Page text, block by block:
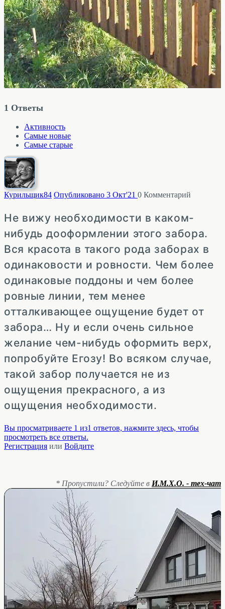
1 Ответы
Активность
Самые новые
Самые старые
Курильщик84 Опубликовано 3 Окт'21 0 Комментарий
Не вижу необходимости в каком-
нибудь дооформлении этого забора.
Вся красота в такого рода заборах в
одинаковости и ровности. Чем более
одинаковые поддоны и чем более
ровные линии, тем менее
отталкивающее ощущение будет от
забора… Ну и если очень сильное
желание чем-нибудь оформить верх,
попробуйте Егозу! Во всяком случае,
такой забор получается не из
ощущения прекрасного, а из
ощущения необходимости.
Вы просматриваете 1 из1 ответов, нажмите здесь, чтобы
просмотреть все ответы.
Регистрация или Войдите
* Пропустили? Следуйте в И.М.Х.О. - тех-чат